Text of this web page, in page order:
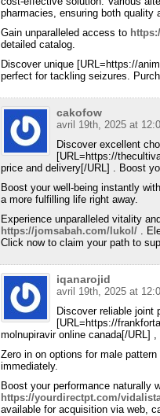
pharmacies, ensuring both quality
Gain unparalleled access to
detailed catalog.
Discover unique [URL=https://
perfect for tackling seizures.
cakofow
avril 19th, 2025 at
Discover excellent
[URL=https://
price and delivery[/URL] . Boost
Boost your well-being instantly
a more fulfilling life right away.
Experience unparalleled vitality
https://jomsabah.com/lukol/.
Click now to claim your path to
iqanarojid
avril 19th, 2025 at
Discover reliable joint
[URL=https://
molnupiravir online canada[/URL]
Zero in on options for male
immediately.
Boost your performance naturally
https://yourdirectpt.com/
available for acquisition via web,